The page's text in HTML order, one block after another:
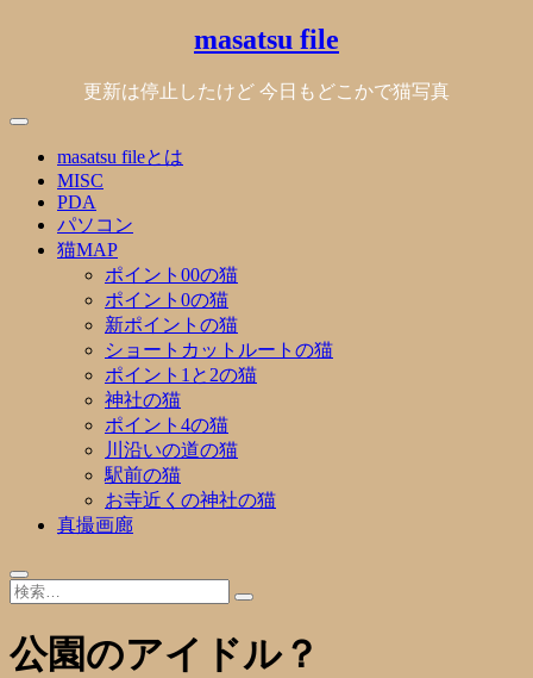
masatsu file
更新は停止したけど 今日もどこかで猫写真
masatsu fileとは
MISC
PDA
パソコン
猫MAP
ポイント00の猫
ポイント0の猫
新ポイントの猫
ショートカットルートの猫
ポイント1と2の猫
神社の猫
ポイント4の猫
川沿いの道の猫
駅前の猫
お寺近くの神社の猫
真撮画廊
公園のアイドル？